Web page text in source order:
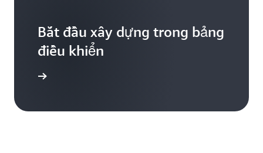
Bắt đầu xây dựng trong bảng
điều khiển